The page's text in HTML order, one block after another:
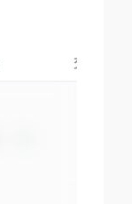
交易产品